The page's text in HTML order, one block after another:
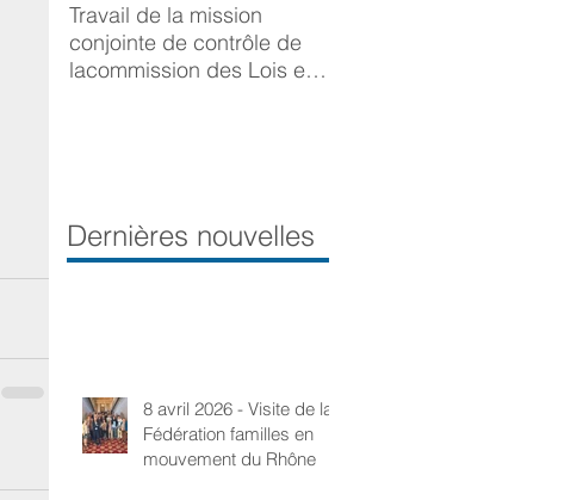
Travail de la mission
conjointe de contrôle de
lacommission des Lois et
Dernières nouvelles
8 avril 2026 - Visite de la
Fédération familles en
mouvement du Rhône